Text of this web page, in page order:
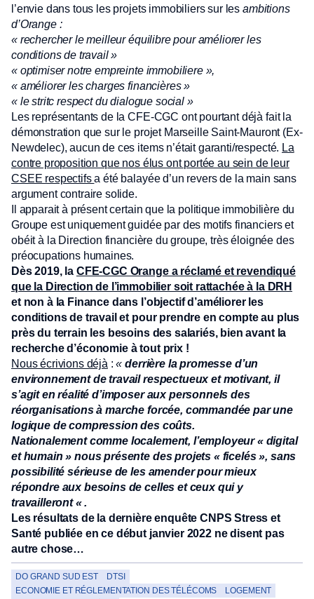
l’envie dans tous les projets immobiliers sur les ambitions
d’Orange :
« rechercher le meilleur équilibre pour améliorer les
conditions de travail »
« optimiser notre empreinte immobiliere »,
« améliorer les charges financières »
« le stritc respect du dialogue social »
Les représentants de la CFE-CGC ont pourtant déjà fait la
démonstration que sur le projet Marseille Saint-Mauront (Ex-
Newdelec), aucun de ces items n’était garanti/respecté. La
contre proposition que nos élus ont portée au sein de leur
CSEE respectifsa été balayée d’un revers de la main sans
argument contraire solide.
Il apparait à présent certain que la politique immobilière du
Groupe est uniquement guidée par des motifs financiers et
obéit à la Direction financière du groupe, très éloignée des
préocupations humaines.
Dès 2019, la CFE-CGC Orange a réclamé et revendiqué
que la Direction de l’immobilier soit rattachée à la DRH
et non à la Finance dans l’objectif d’améliorer les
conditions de travail et pour prendre en compte au plus
près du terrain les besoins des salariés, bien avant la
recherche d’économie à tout prix !
Nous écrivions déjà : «derrière la promesse d’un
environnement de travail respectueux et motivant, il
s’agit en réalité d’imposer aux personnels des
réorganisations à marche forcée, commandée par une
logique de compression des coûts.
Nationalement comme localement, l’employeur « digital
et humain » nous présente des projets « ficelés », sans
possibilité sérieuse de les amender pour mieux
répondre aux besoins de celles et ceux qui y
travailleront « .
Les résultats de la dernière enquête CNPS Stress et
Santé publiée en ce début janvier 2022 ne disent pas
autre chose…
DO GRAND SUD EST
DTSI
ECONOMIE ET RÉGLEMENTATION DES TÉLÉCOMS
LOGEMENT